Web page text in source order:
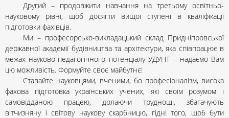
Другий – продовжити навчання на третьому освітньо-
науковому рівні, щоб досягти вищої ступені в кваліфікації
підготовки фахівців.
Ми – професорсько-викладацький склад Придніпровської
державної академії будівництва та архітектури, яка співпрацює в
межах науково-педагогічного потенціалу УДУНТ – надаємо Вам
цю можливість. Формуйте своє майбутнє!
Ставайте науковцями, вченими, бо професіоналізм, висока
фахова підготовка українських учених, які своїм розумом і
самовідданою працею, долаючи труднощі, збагачують
вітчизняну і світову наукову скарбницю, гідні того, щоб бути